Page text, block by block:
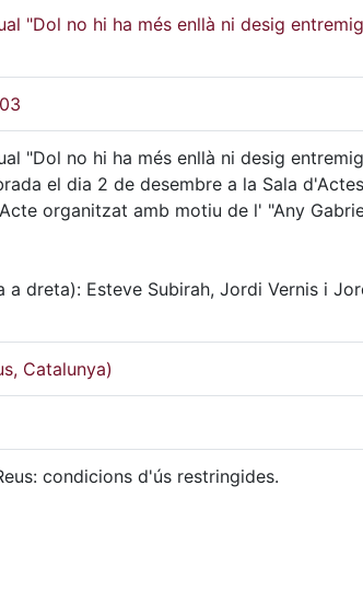
"Dol no hi ha més enllà ni desig
"Dol no hi ha més enllà ni desig
el dia 2 de desembre a la Sala
organitzat amb motiu de l' "Any
a dreta): Esteve Subirah, Jordi Vernis i
Catalunya)
condicions d'ús restringides.